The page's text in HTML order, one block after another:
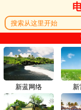
新蓝网络